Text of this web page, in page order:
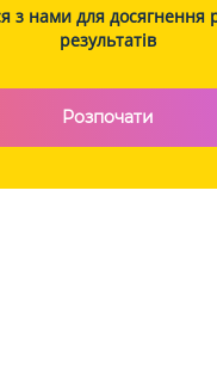
з нами для досягнення
результатів
Розпочати